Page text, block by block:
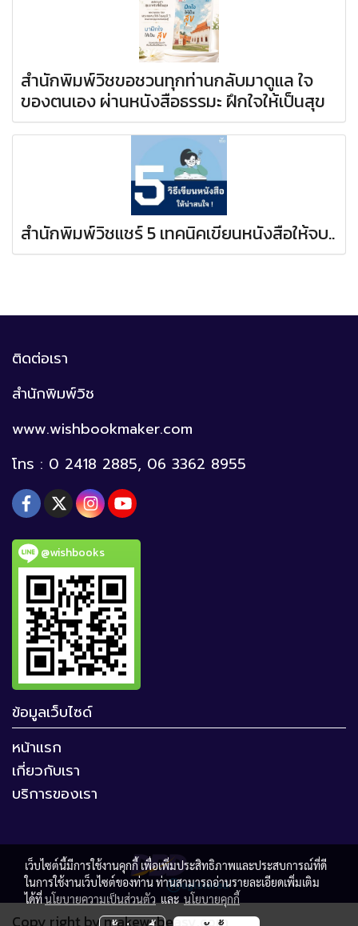
สำนักพิมพ์วิชขอชวนทุกท่านกลับมาดูแล ใจ
ของตนเอง ผ่านหนังสือธรรมะ ฝึกใจให้เป็นสุข
สำนักพิมพ์วิชแชร์ 5 เทคนิคเขียนหนังสือให้จบ..
ติดต่อเรา
สำนักพิมพ์วิช
www.wishbookmaker.com
โทร : 0 2418 2885, 06 3362 8955
@wishbooks
ข้อมูลเว็บไซด์
หน้าแรก
เกี่ยวกับเรา
บริการของเรา
เว็บไซต์นี้มีการใช้งานคุกกี้ เพื่อเพิ่มประสิทธิภาพและประสบการณ์ที่ดี
ในการใช้งานเว็บไซต์ของท่าน ท่านสามารถอ่านรายละเอียดเพิ่มเติม
ได้ที่นโยบายความเป็นส่วนตัว และ นโยบายคุกกี้